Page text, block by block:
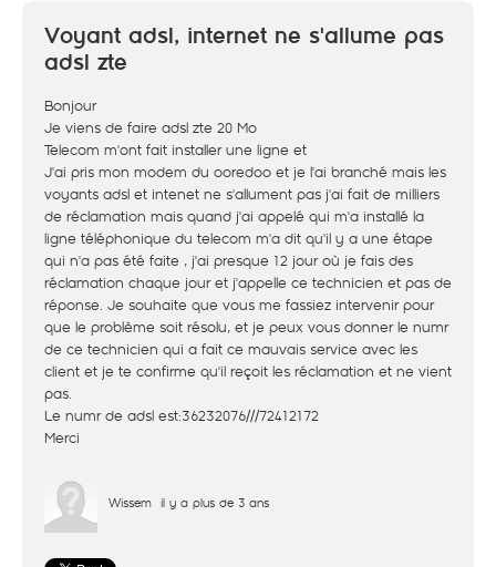
Voyant adsl, internet ne s'allume pas
adsl zte
Bonjour
Je viens de faire adsl zte 20 Mo
Telecom m'ont fait installer une ligne et
J'ai pris mon modem du ooredoo et je l'ai branché mais les
voyants adsl et intenet ne s'allument pas j'ai fait de milliers
de réclamation mais quand j'ai appelé qui m'a installé la
ligne téléphonique du telecom m'a dit qu'il y a une étape
qui n'a pas été faite , j'ai presque 12 jour où je fais des
réclamation chaque jour et j'appelle ce technicien et pas de
réponse. Je souhaite que vous me fassiez intervenir pour
que le problème soit résolu, et je peux vous donner le numr
de ce technicien qui a fait ce mauvais service avec les
client et je te confirme qu'il reçoit les réclamation et ne vient
pas.
Le numr de adsl est:36232076///72412172
Merci
Wissem il y a plus de 3 ans